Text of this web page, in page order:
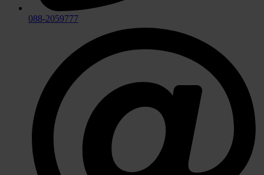
088-2059777